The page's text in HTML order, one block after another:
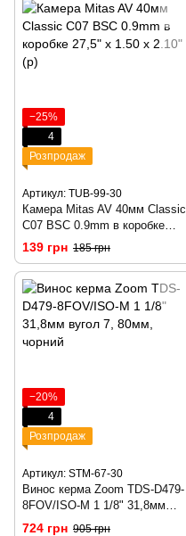
−25%
4
Розпродаж
Артикул: TUB-99-30
Камера Mitas AV 40мм Classic
C07 BSC 0.9mm в коробке
27,5" x 1.50 x 2.10"(р)
139 грн 185 грн
−20%
4
Розпродаж
Артикул: STM-67-30
Винос керма Zoom TDS-D479-
8FOV/ISO-M 1 1/8" 31,8мм
вугол 7, 80мм, чорний
724 грн 905 грн